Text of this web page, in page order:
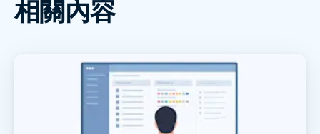
相關內容